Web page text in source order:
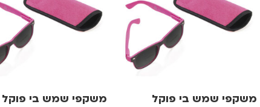
משקפי שמש בי פוקל
משקפי שמש בי פוקל